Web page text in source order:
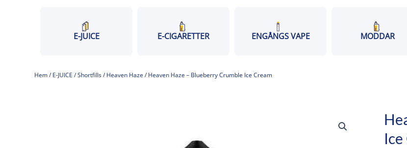
E-JUICE E-CIGARETTER ENGÅNGS VAPE MODDAR
Hem/ E-JUICE /Shortfills/ Heaven Haze / Heaven Haze – Blueberry Crumble Ice Cream